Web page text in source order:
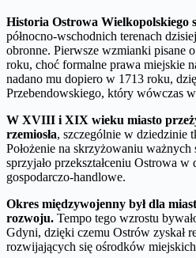
Historia Ostrowa Wielkopolskiego
północno-wschodnich terenach
obronne. Pierwsze wzmianki pisane
roku, choć formalne prawa miejskie
nadano mu dopiero w 1713 roku,
Przebendowskiego, który wówczas
W XVIII i XIX wieku miasto
rzemiosła, szczególnie w dziedzinie
Położenie na skrzyżowaniu
sprzyjało przekształceniu Ostrowa
gospodarczo-handlowe.
Okres międzywojenny był dla
rozwoju. Tempo tego wzrostu
Gdyni, dzięki czemu Ostrów zyskał
rozwijających się ośrodków